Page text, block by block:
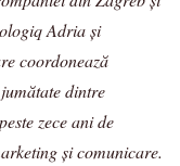
Adria și
coordonează
dintre
zece ani de
și comunicare.